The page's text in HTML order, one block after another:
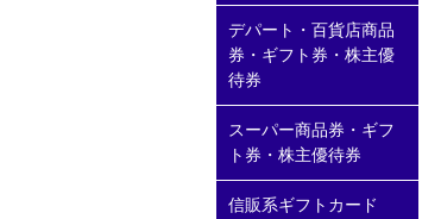
デパート・百貨店商品
券・ギフト券・株主優
待券
スーパー商品券・ギフ
ト券・株主優待券
信販系ギフトカード